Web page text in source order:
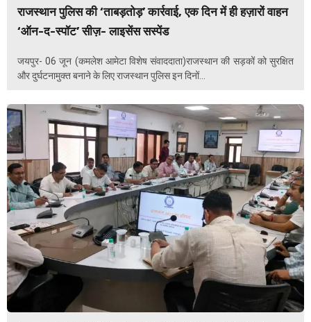
राजस्थान पुलिस की ‘ताबड़तोड़’ कार्रवाई, एक दिन में ही हज़ारों वाहन
‘ऑन-द-स्पॉट’ सीज़- लाइसेंस सस्पेंड
जयपुर- 06 जून (कमलेश आमेटा विशेष संवाददाता)राजस्थान की सड़कों को सुरक्षित
और दुर्घटनामुक्त बनाने के लिए राजस्थान पुलिस इन दिनों...